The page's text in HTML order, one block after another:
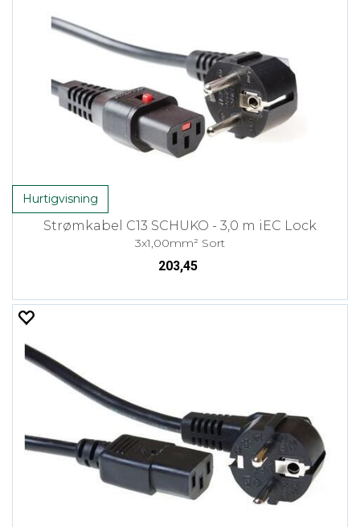
Hurtigvisning
Strømkabel C13 SCHUKO - 3,0 m iEC Lock
3x1,00mm² Sort
203,45